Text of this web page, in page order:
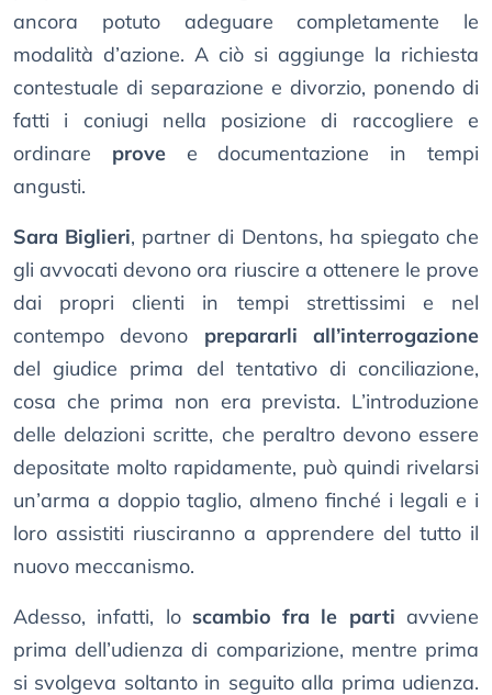
ancora potuto adeguare completamente le
modalità d’azione. A ciò si aggiunge la richiesta
contestuale di separazione e divorzio, ponendo di
fatti i coniugi nella posizione di raccogliere e
ordinare provee documentazione in tempi
angusti.
Sara Biglieri, partner di Dentons, ha spiegato che
gli avvocati devono ora riuscire a ottenere le prove
dai propri clienti in tempi strettissimi e nel
contempo devono prepararli all’interrogazione
del giudice prima del tentativo di conciliazione,
cosa che prima non era prevista. L’introduzione
delle delazioni scritte, che peraltro devono essere
depositate molto rapidamente, può quindi rivelarsi
un’arma a doppio taglio, almeno finché i legali e i
loro assistiti riusciranno a apprendere del tutto il
nuovo meccanismo.
Adesso, infatti, lo scambio fra le parti avviene
prima dell’udienza di comparizione, mentre prima
si svolgeva soltanto in seguito alla prima udienza.